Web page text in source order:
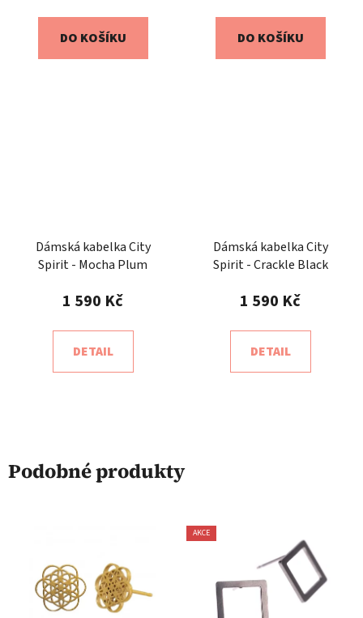
DO KOŠÍKU DO KOŠÍKU
Dámská kabelka City
Spirit - Mocha Plum
1 590 Kč
DETAIL
Dámská kabelka City
Spirit - Crackle Black
1 590 Kč
DETAIL
Podobné produkty
AKCE